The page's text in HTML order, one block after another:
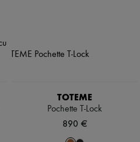
TOTEME
Pochette T-Lock
890 €